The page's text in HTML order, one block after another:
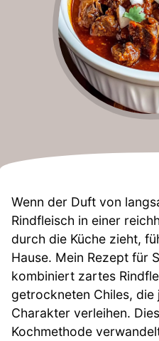
Wenn der Duft von
Rindfleisch in einer
durch die Küche zieht,
Hause. Mein Rezept für
kombiniert zartes
getrockneten Chiles, die
Charakter verleihen.
Kochmethode